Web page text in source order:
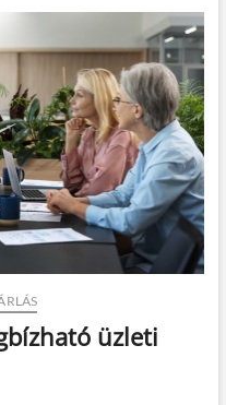
üzleti